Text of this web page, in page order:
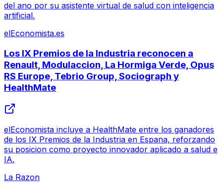
del ano por su asistente virtual de salud con inteligencia
artificial.
elEconomista.es
Los IX Premios de la Industria reconocen a
Renault, Modulaccion, La Hormiga Verde, Opus
RS Europe, Tebrio Group, Sociograph y
HealthMate
elEconomista incluye a HealthMate entre los ganadores
de los IX Premios de la Industria en Espana, reforzando
su posicion como proyecto innovador aplicado a salud e
IA.
La Razon